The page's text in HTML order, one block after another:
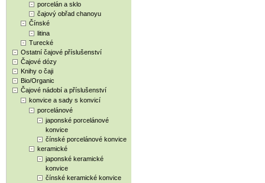
porcelán a sklo
čajový obřad chanoyu
Čínské
litina
Turecké
Ostatní čajové příslušenství
Čajové dózy
Knihy o čaji
Bio/Organic
Čajové nádobí a příslušenství
konvice a sady s konvicí
porcelánové
japonské porcelánové
konvice
čínské porcelánové konvice
keramické
japonské keramické
konvice
čínské keramické konvice